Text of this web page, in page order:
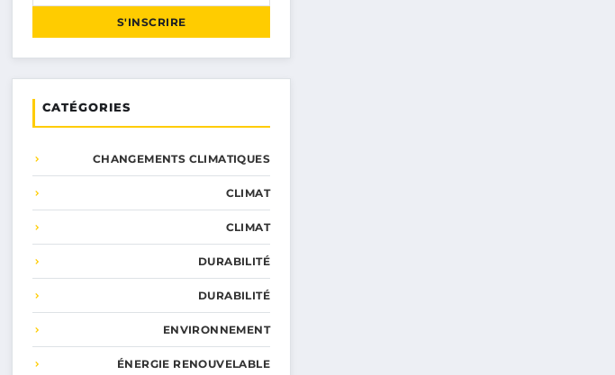
S'INSCRIRE
CATÉGORIES
CHANGEMENTS CLIMATIQUES
CLIMAT
CLIMAT
DURABILITÉ
DURABILITÉ
ENVIRONNEMENT
ÉNERGIE RENOUVELABLE